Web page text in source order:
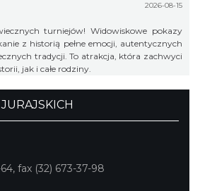
2026-08-15
turniejów! Widowiskowe pokazy
z historią pełne emocji, autentycznych
tradycji. To atrakcja, która zachwyci
jak i całe rodziny.
fax (32) 673-37-98